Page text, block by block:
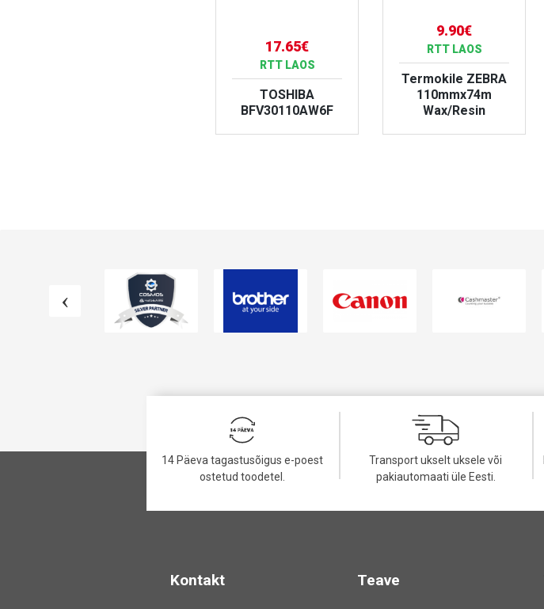
17.65€
RTT LAOS
TOSHIBA
BFV30110AW6F
9.90€
RTT LAOS
Termokile ZEBRA
110mmx74m
Wax/Resin
14 Päeva tagastusõigus e-poest
ostetud toodetel.
Transport ukselt uksele või
pakiautomaati üle Eesti.
Kontakt Teave